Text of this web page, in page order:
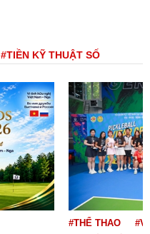
#TIỀN KỸ THUẬT SỐ
#THỂ THAO